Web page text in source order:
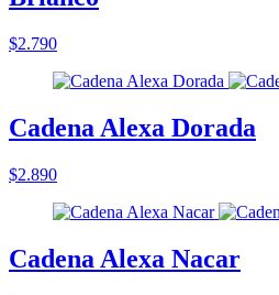
$2.790
Cadena Alexa Dorada
$2.890
Cadena Alexa Nacar